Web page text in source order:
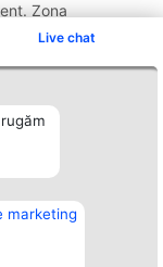
Live chat
marketing
Zona